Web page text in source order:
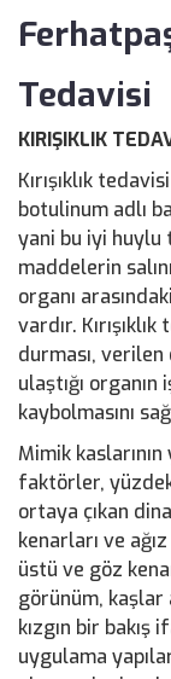
Tedavisi
KIRIŞIKLIK
Kırışıklık
botulinum adlı
yani bu iyi huylu
maddelerin
organı
vardır.
durması,
ulaştığı
kaybolmasını
Mimik
faktörler, yüzdeki
ortaya çıkan
kenarları ve
üstü ve göz
görünüm, kaşlar
kızgın bir
uygulama